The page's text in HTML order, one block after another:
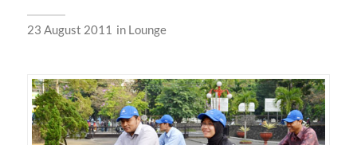
23 August 2011 in Lounge